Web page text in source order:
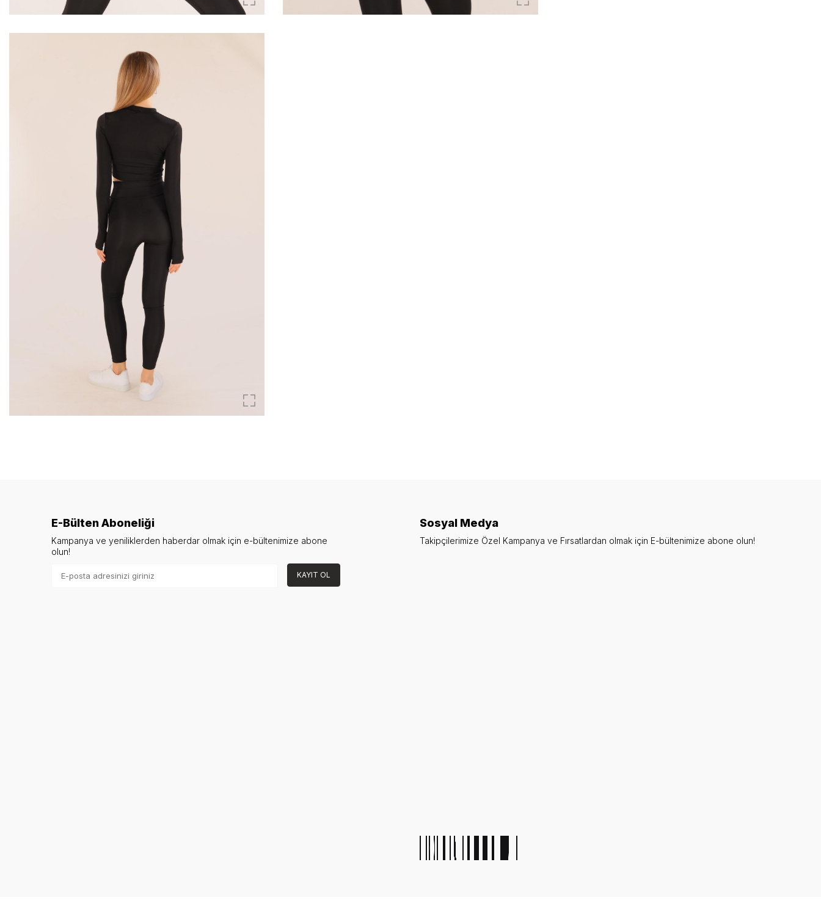
E-Bülten Aboneliği
Kampanya ve yeniliklerden haberdar olmak için e-bültenimize abone
olun!
KAYIT OL
Sosyal Medya
Takipçilerimize Özel Kampanya ve Fırsatlardan olmak için E-bültenimize abone olun!